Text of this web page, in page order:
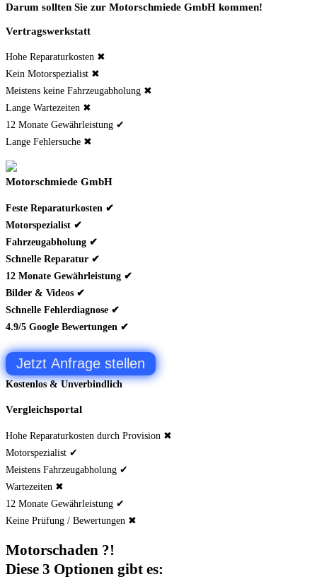
Darum sollten Sie zur Motorschmiede GmbH kommen!
Vertragswerkstatt
Hohe Reparaturkosten ✖
Kein Motorspezialist ✖
Meistens keine Fahrzeugabholung ✖
Lange Wartezeiten ✖
12 Monate Gewährleistung ✔
Lange Fehlersuche ✖
Motorschmiede GmbH
Feste Reparaturkosten ✔
Motorspezialist ✔
Fahrzeugabholung ✔
Schnelle Reparatur ✔
12 Monate Gewährleistung ✔
Bilder & Videos ✔
Schnelle Fehlerdiagnose ✔
4.9/5 Google Bewertungen ✔
Jetzt Anfrage stellen
Kostenlos & Unverbindlich
Vergleichsportal
Hohe Reparaturkosten durch Provision ✖
Motorspezialist ✔
Meistens Fahrzeugabholung ✔
Wartezeiten ✖
12 Monate Gewährleistung ✔
Keine Prüfung / Bewertungen ✖
Motorschaden ?!
Diese 3 Optionen gibt es: